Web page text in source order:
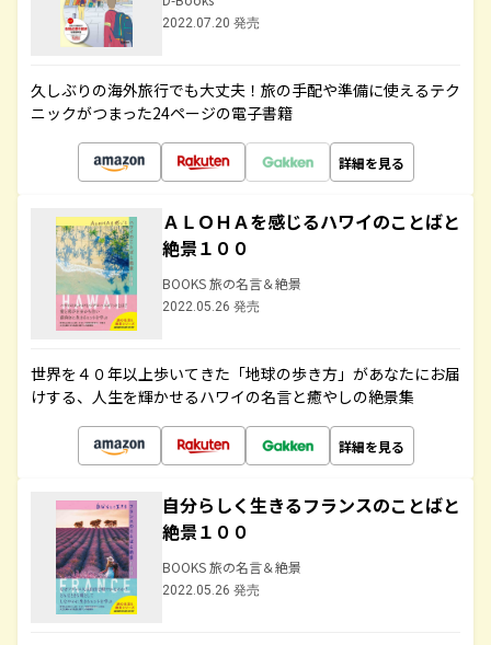
2022.07.20 発売
久しぶりの海外旅行でも大丈夫！旅の手配や準備に使えるテク
ニックがつまった24ページの電子書籍
詳細を見る
ＡＬＯＨＡを感じるハワイのことばと
絶景１００
BOOKS 旅の名言＆絶景
2022.05.26 発売
世界を４０年以上歩いてきた「地球の歩き方」があなたにお届
けする、人生を輝かせるハワイの名言と癒やしの絶景集
詳細を見る
自分らしく生きるフランスのことばと
絶景１００
BOOKS 旅の名言＆絶景
2022.05.26 発売